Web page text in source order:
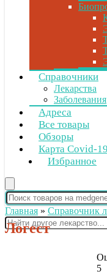
Справочники
Лекарства
Заболевания
Адреса
Все товары
Обзоры
Карта Covid-19
Избранное
Главная » Справочник
Логест
5